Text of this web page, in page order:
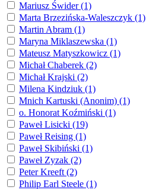
Mariusz Świder (1)
Marta Brzezińska-Waleszczyk (1)
Martin Abram (1)
Maryna Miklaszewska (1)
Mateusz Matyszkowicz (1)
Michał Chaberek (2)
Michał Krajski (2)
Milena Kindziuk (1)
Mnich Kartuski (Anonim) (1)
o. Honorat Koźmiński (1)
Paweł Lisicki (19)
Paweł Reising (1)
Paweł Skibiński (1)
Paweł Zyzak (2)
Peter Kreeft (2)
Philip Earl Steele (1)